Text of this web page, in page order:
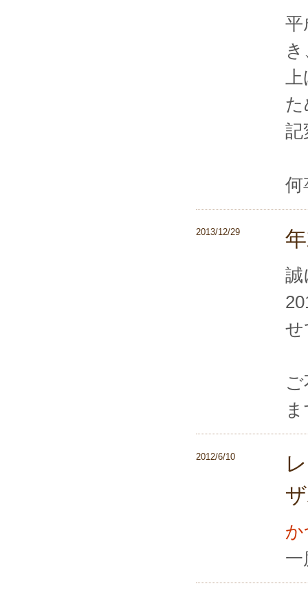
平
上
た
記
何
2013/12/29
誠
せ
2012/6/10